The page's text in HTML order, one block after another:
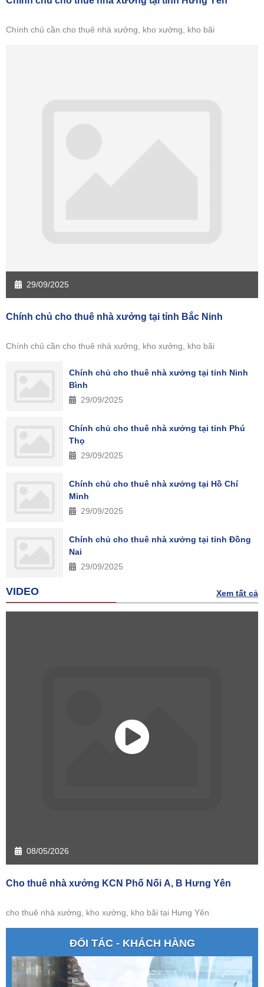
Chính chủ cần cho thuê nhà xưởng, kho xưởng, kho bãi
29/09/2025
Chính chủ cho thuê nhà xưởng tại tỉnh Bắc Ninh
Chính chủ cần cho thuê nhà xưởng, kho xưởng, kho bãi
Chính chủ cho thuê nhà xưởng tại tỉnh Ninh
Bình
29/09/2025
Chính chủ cho thuê nhà xưởng tại tỉnh Phú
Thọ
29/09/2025
Chính chủ cho thuê nhà xưởng tại Hồ Chí
Minh
29/09/2025
Chính chủ cho thuê nhà xưởng tại tỉnh Đồng
Nai
29/09/2025
VIDEO Xem tất cả
08/05/2026
Cho thuê nhà xưởng KCN Phố Nối A, B Hưng Yên
cho thuê nhà xưởng, kho xưởng, kho bãi tại Hưng Yên
ĐỐI TÁC - KHÁCH HÀNG